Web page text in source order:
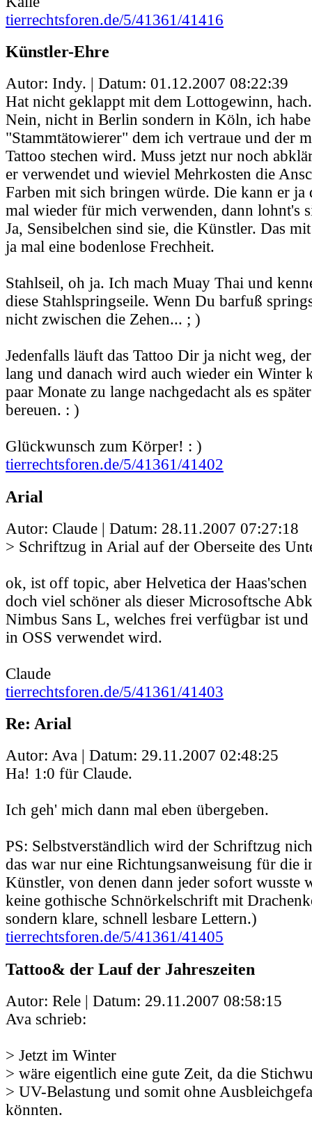
tierrechtsforen.de/5/41361/41416
Künstler-Ehre
Autor: Indy. | Datum: 01.12.2007 08:22:39
Hat nicht geklappt mit dem Lottogewinn,
Nein, nicht in Berlin sondern in Köln, ich
"Stammtätowierer" dem ich vertraue und der
Tattoo stechen wird. Muss jetzt nur noch
er verwendet und wieviel Mehrkosten die
Farben mit sich bringen würde. Die kann er ja
mal wieder für mich verwenden, dann lohnt's
Ja, Sensibelchen sind sie, die Künstler. Das
ja mal eine bodenlose Frechheit.
Stahlseil, oh ja. Ich mach Muay Thai und
diese Stahlspringseile. Wenn Du barfuß
nicht zwischen die Zehen... ; )
Jedenfalls läuft das Tattoo Dir ja nicht weg,
lang und danach wird auch wieder ein Winter
paar Monate zu lange nachgedacht als es
bereuen. : )
Glückwunsch zum Körper! : )
tierrechtsforen.de/5/41361/41402
Arial
Autor: Claude | Datum: 28.11.2007 07:27:18
> Schriftzug in Arial auf der Oberseite des
ok, ist off topic, aber Helvetica der
doch viel schöner als dieser Microsoftsche
Nimbus Sans L, welches frei verfügbar ist und
in OSS verwendet wird.
Claude
tierrechtsforen.de/5/41361/41403
Re: Arial
Autor: Ava | Datum: 29.11.2007 02:48:25
Ha! 1:0 für Claude.
Ich geh' mich dann mal eben übergeben.
PS: Selbstverständlich wird der Schriftzug
das war nur eine Richtungsanweisung für die
Künstler, von denen dann jeder sofort wusste
keine gothische Schnörkelschrift mit
sondern klare, schnell lesbare Lettern.)
tierrechtsforen.de/5/41361/41405
Tattoo& der Lauf der Jahreszeiten
Autor: Rele | Datum: 29.11.2007 08:58:15
Ava schrieb:
> Jetzt im Winter
> wäre eigentlich eine gute Zeit, da die
> UV-Belastung und somit ohne
könnten.